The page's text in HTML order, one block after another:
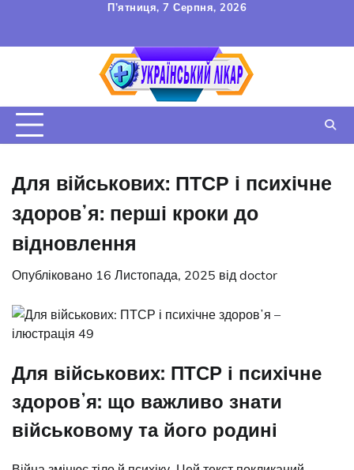
вмісту
П’ятниця, 7 Серпня, 2026
КОРИСТУВАЧА
Для військових: ПТСР і психічне
здоровʼя: перші кроки до
відновлення
Опубліковано 16 Листопада, 2025 від doctor
Для військових: ПТСР і психічне
здоровʼя: що важливо знати
військовому та його родині